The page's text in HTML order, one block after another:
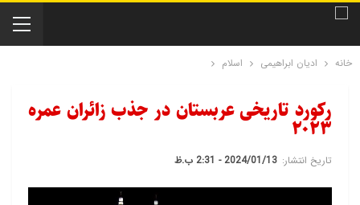
خانه ادیان ابراهیمی اسلام
رکورد تاریخی عربستان در جذب زائران عمره
۲۰۲۳
تاریخ انتشار: 2024/01/13 - 2:31 ب.ظ